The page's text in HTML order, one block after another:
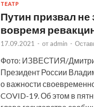
ТЕАТР
Путин призвал не
вовремя
17.09.2021 - от admin -
Фото: ИЗВЕСТИЯ/
Президент России
о важности
COVID-19. Об этом в